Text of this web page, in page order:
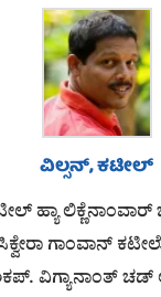
ವಿಲ್ಸನ್, ಕಟೀಲ್
ಹ್ಯಾ ಲಿಕ್ಣೆನಾಂವಾರ್
ಗಾಂವಾನ್
ವಿಗ್ಯಾನಾಂತ್ ಚಡ್